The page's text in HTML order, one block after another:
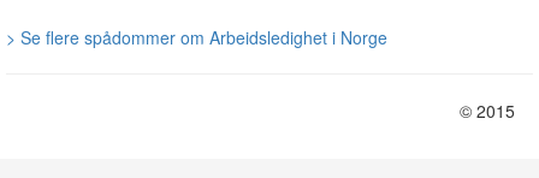
> Se flere spådommer om Arbeidsledighet i Norge
© 2015